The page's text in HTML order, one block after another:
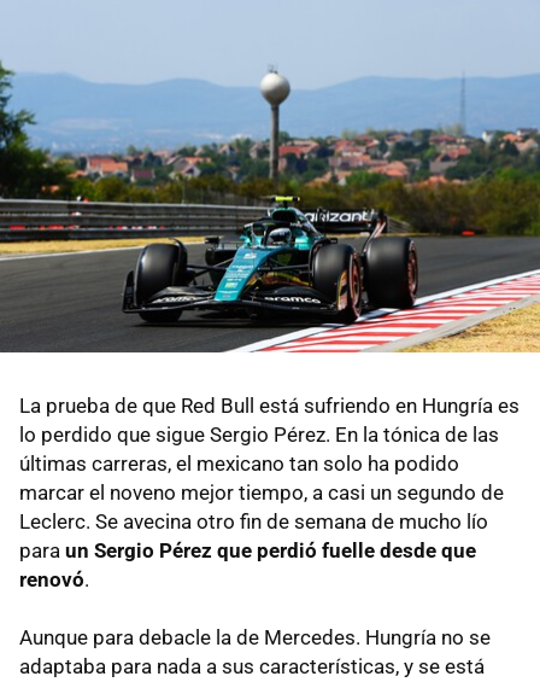
La prueba de que Red Bull está sufriendo en Hungría es
lo perdido que sigue Sergio Pérez. En la tónica de las
últimas carreras, el mexicano tan solo ha podido
marcar el noveno mejor tiempo, a casi un segundo de
Leclerc. Se avecina otro fin de semana de mucho lío
para un Sergio Pérez que perdió fuelle desde que
renovó.
Aunque para debacle la de Mercedes. Hungría no se
adaptaba para nada a sus características, y se está